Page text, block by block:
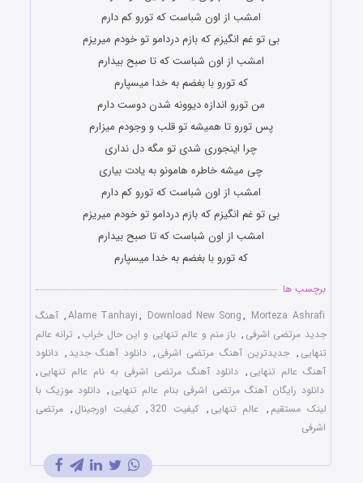
امشب از اون شباست که تورو کم دارم
بی تو غم انگیزم که بازم دردامو تو خودم میریزم
امشب از اون شباست که تا صبح بیدارم
که تورو با بغضم به خدا میسپارم
من تورو اندازه دیوونه شدن دوست دارم
پس تورو تا همیشه تو قلب و وجودم میزارم
چرا اینجوری شدی تو مگه دل نداری
چی میشه خاطره هامونو به یادت بیاری
امشب از اون شباست که تورو کم دارم
بی تو غم انگیزم که بازم دردامو تو خودم میریزم
امشب از اون شباست که تا صبح بیدارم
که تورو با بغضم به خدا میسپارم
برچسب ها
Alame Tanhayi, Download New Song, Morteza Ashrafi
, آهنگ
جدید مرتضی اشرفی , باز منم و عالم تنهایی و این حال خراب , ترانه عالم
تنهایی , جدیدترین آهنگ مرتضی اشرفی , دانلود آهنگ جدید , دانلود
آهنگ عالم تنهایی , دانلود آهنگ مرتضی اشرفی به نام عالم تنهایی ,
دانلود رایگان آهنگ مرتضی اشرفی بنام عالم تنهایی , دانلود موزیک با
لینک مستقیم , عالم تنهایی , کیفیت 320 , کیفیت اورجینال , مرتضی
اشرفی